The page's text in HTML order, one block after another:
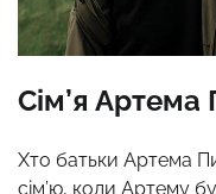
Сім’я
Хто батьки Артема
сім’ю, коли Артему